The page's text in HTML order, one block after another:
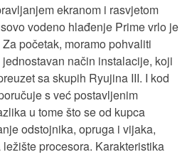
ekranom i rasvjetom
vodeno hlađenje Prime vrlo je
početak, moramo pohvaliti
način instalacije, koji
sa skupih Ryujina III. I kod
s već postavljenim
u tome što se od kupca
odstojnika, opruga i vijaka,
procesora. Karakteristika